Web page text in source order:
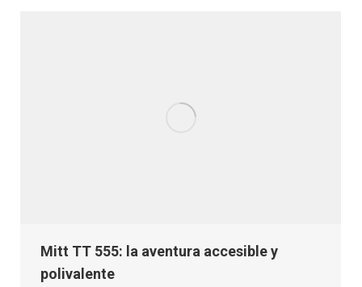
Mitt TT 555: la aventura accesible y
polivalente